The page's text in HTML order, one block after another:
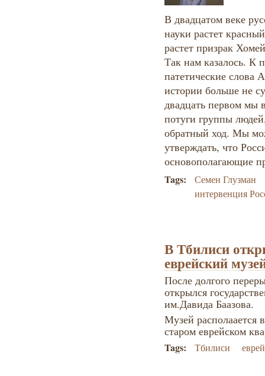
В двадцатом веке
науки растет
растет призрак
Так нам казалось. К
патетические слова
истории больше не
двадцать первом мы
потуги группы
обратный ход. Мы
утверждать, что
основополагающие
Tags:
Семен Глузман
интервенция
В Тбилиси
еврейский
После долгого
открылся
им.Давида Баазова.
Музей располаается
старом еврейском
Tags: Тбилиси